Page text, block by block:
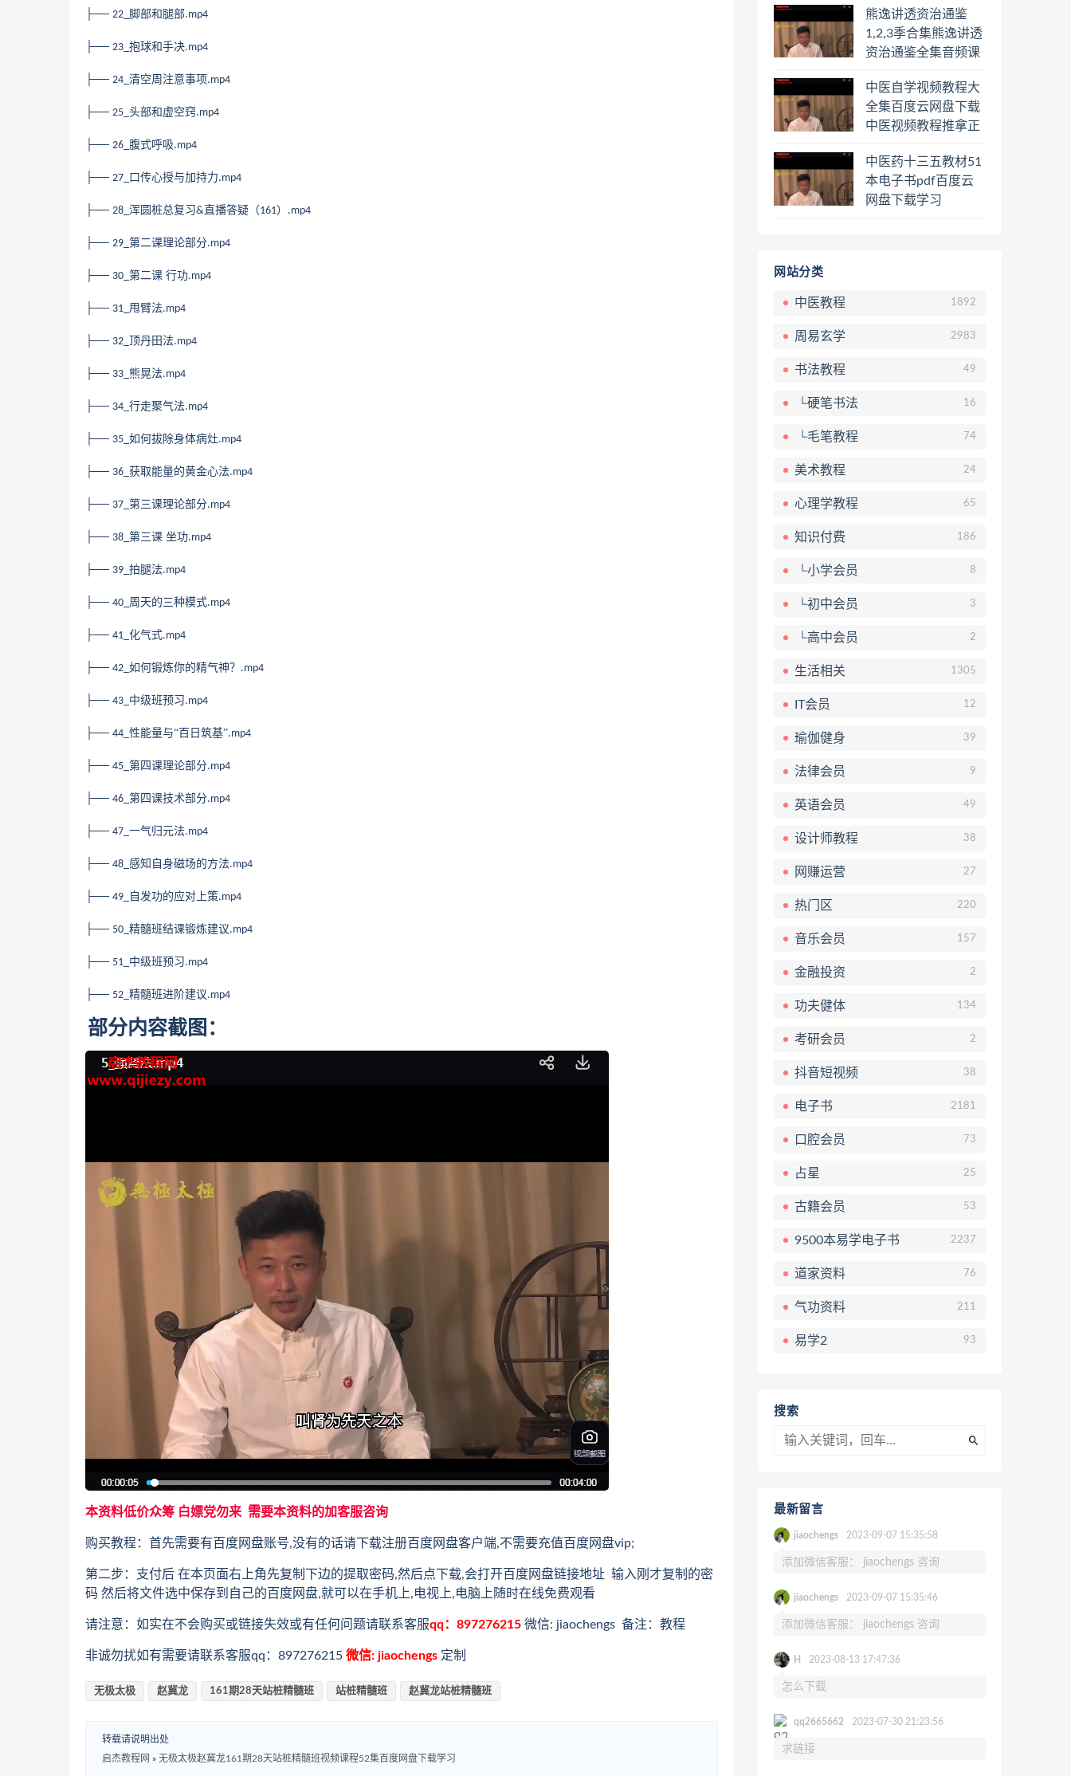
├── 22_ 脚部和腿部.mp4
├── 23_ 抱球和手决.mp4
├── 24_ 清空周注意事项.mp4
├── 25_ 头部和虚空窍.mp4
├── 26_ 腹式呼吸.mp4
├── 27_ 口传心授与加持力.mp4
├── 28_ 浑圆桩总复习&直播答疑（161） .mp4
├── 29_ 第二课理论部分.mp4
├── 30_ 第二课 行功.mp4
├── 31_ 甩臂法.mp4
├── 32_ 顶丹田法.mp4
├── 33_ 熊晃法.mp4
├── 34_ 行走聚气法.mp4
├── 35_ 如何拔除身体病灶.mp4
├── 36_ 获取能量的黄金心法.mp4
├── 37_ 第三课理论部分.mp4
├── 38_ 第三课 坐功.mp4
├── 39_ 拍腿法.mp4
├── 40_ 周天的三种模式.mp4
├── 41_ 化气式.mp4
├── 42_ 如何锻炼你的精气神？ .mp4
├── 43_ 中级班预习.mp4
├── 44_ 性能量与“百日筑基”.mp4
├── 45_ 第四课理论部分.mp4
├── 46_ 第四课技术部分.mp4
├── 47_ 一气归元法.mp4
├── 48_ 感知自身磁场的方法.mp4
├── 49_ 自发功的应对上策.mp4
├── 50_ 精髓班结课锻炼建议.mp4
├── 51_ 中级班预习.mp4
├── 52_ 精髓班进阶建议.mp4
部分内容截图：
本资料低价众筹 白嫖党勿来 需要本资料的加客服咨询
购买教程：首先需要有百度网盘账号,没有的话请下载注册百度网盘客户端,不需要充值百度网盘vip;
第二步：支付后 在本页面右上角先复制下边的提取密码,然后点下载,会打开百度网盘链接地址 输入刚才复制的密
码 然后将文件选中保存到自己的百度网盘,就可以在手机上,电视上,电脑上随时在线免费观看
请注意：如实在不会购买或链接失效或有任何问题请联系客服qq：897276215 微信: jiaochengs 备注：教程
非诚勿扰如有需要请联系客服qq：897276215 微信: jiaochengs 定制
无极太极 赵冀龙 161期28天站桩精髓班 站桩精髓班 赵冀龙站桩精髓班
转载请说明出处
启杰教程网 » 无极太极赵冀龙161期28天站桩精髓班视频课程52集百度网盘下载学习
载学习
熊逸讲透资治通鉴
1,2,3季合集熊逸讲透
资治通鉴全集音频课
一二三辑合集百度云
网盘下载学习
中医自学视频教程大
全集百度云网盘下载
中医视频教程推拿正
经络脉诊面诊舌诊手
诊私密终身会员百度
网盘共享群
中医药十三五教材51
本电子书pdf百度云
网盘下载学习
网站分类
中医教程 1892
周易玄学 2983
书法教程 49
└硬笔书法 16
└毛笔教程 74
美术教程 24
心理学教程 65
知识付费 186
└小学会员 8
└初中会员 3
└高中会员 2
生活相关 1305
IT会员 12
瑜伽健身 39
法律会员 9
英语会员 49
设计师教程 38
网赚运营 27
热门区 220
音乐会员 157
金融投资 2
功夫健体 134
考研会员 2
抖音短视频 38
电子书 2181
口腔会员 73
占星 25
古籍会员 53
9500本易学电子书 2237
道家资料 76
气功资料 211
易学2 93
搜索
最新留言
jiaochengs 2023-09-07 15:35:58
添加微信客服： jiaochengs 咨询
jiaochengs 2023-09-07 15:35:46
添加微信客服： jiaochengs 咨询
H 2023-08-13 17:47:36
怎么下载
qq2665662 2023-07-30 21:23:56
求链接